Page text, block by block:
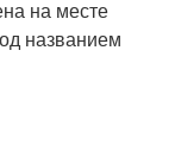
на месте
названием